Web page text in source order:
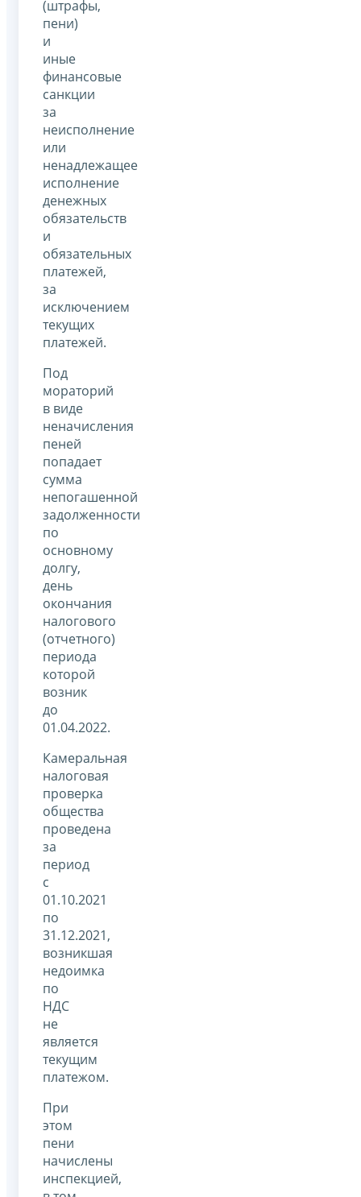
(штрафы,
пени)
и
иные
финансовые
санкции
за
неисполнение
или
ненадлежащее
исполнение
денежных
обязательств
и
обязательных
платежей,
за
исключением
текущих
платежей.
Под
мораторий
в виде
неначисления
пеней
попадает
сумма
непогашенной
задолженности
по
основному
долгу,
день
окончания
налогового
(отчетного)
периода
которой
возник
до
01.04.2022.
Камеральная
налоговая
проверка
общества
проведена
за
период
с
01.10.2021
по
31.12.2021,
возникшая
недоимка
по
НДС
не
является
текущим
платежом.
При
этом
пени
начислены
инспекцией,